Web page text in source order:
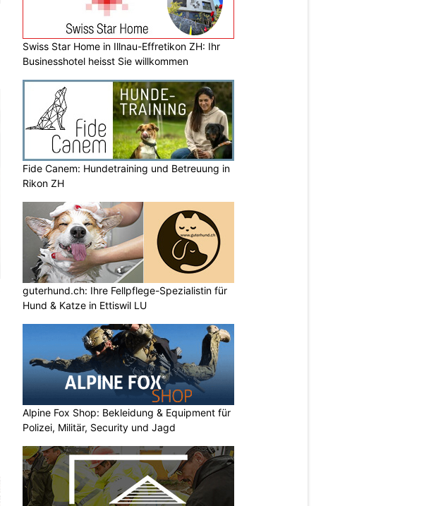
Swiss Star Home in Illnau-Effretikon ZH: Ihr
Businesshotel heisst Sie willkommen
Fide Canem: Hundetraining und Betreuung in
Rikon ZH
guterhund.ch: Ihre Fellpflege-Spezialistin für
Hund & Katze in Ettiswil LU
Alpine Fox Shop: Bekleidung & Equipment für
Polizei, Militär, Security und Jagd